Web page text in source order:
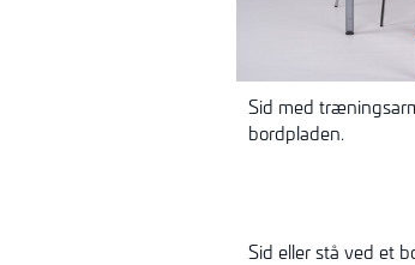
Sid med
bordpladen.
Sid eller stå ved et